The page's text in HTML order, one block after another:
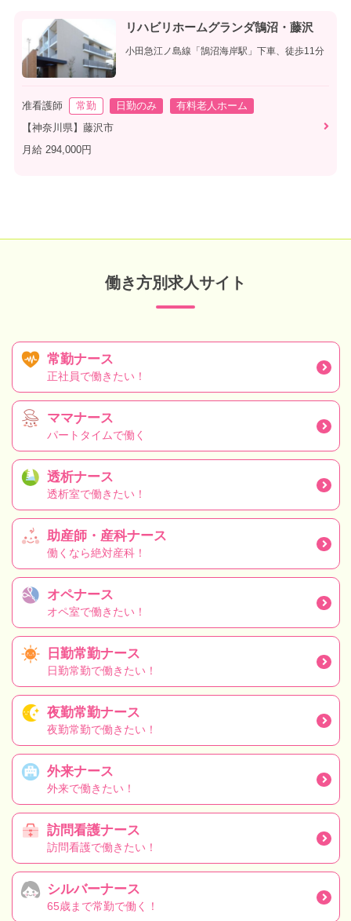
リハビリホームグランダ鵠沼・藤沢
小田急江ノ島線「鵠沼海岸駅」下車、徒歩11分
准看護師 常勤 日勤のみ
有料老人ホーム
【神奈川県】藤沢市
月給 294,000円
働き方別求人サイト
常勤ナース
正社員で働きたい！
ママナース
パートタイムで働く
透析ナース
透析室で働きたい！
助産師・産科ナース
働くなら絶対産科！
オペナース
オペ室で働きたい！
日勤常勤ナース
日勤常勤で働きたい！
夜勤常勤ナース
夜勤常勤で働きたい！
外来ナース
外来で働きたい！
訪問看護ナース
訪問看護で働きたい！
シルバーナース
65歳まで常勤で働く！